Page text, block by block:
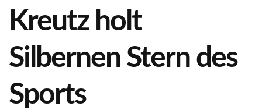
Kreutz holt
Silbernen Stern des
Sports